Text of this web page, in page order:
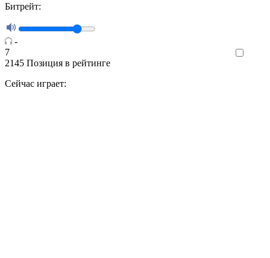
Битрейт:
-
7
2145 Позиция в рейтинге
Сейчас играет: